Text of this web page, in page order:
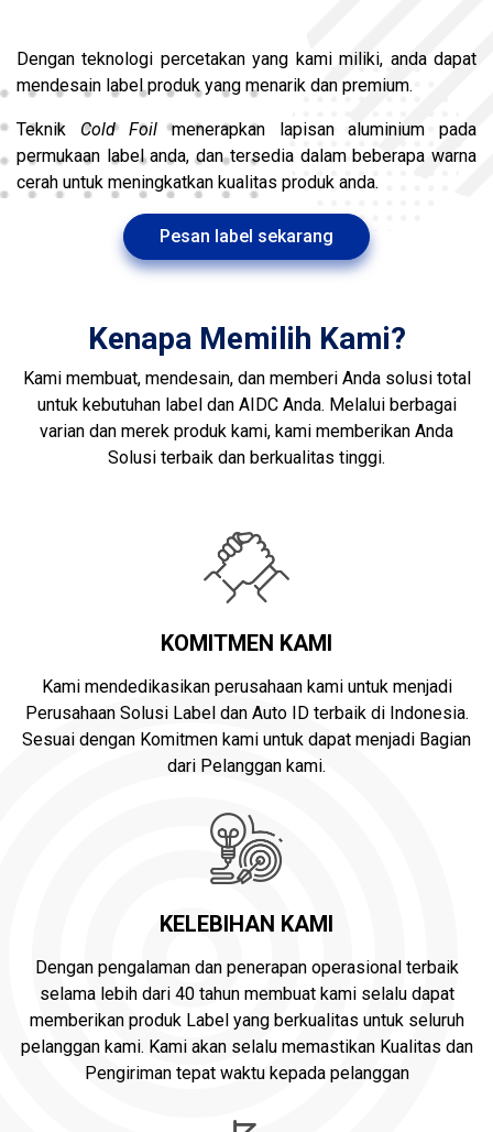
Dengan teknologi percetakan yang kami miliki, anda dapat
mendesain label produk yang menarik dan premium.
Teknik Cold Foil menerapkan lapisan aluminium pada
permukaan label anda, dan tersedia dalam beberapa warna
cerah untuk meningkatkan kualitas produk anda.
Pesan label sekarang
Kenapa Memilih Kami?
Kami membuat, mendesain, dan memberi Anda solusi total
untuk kebutuhan label dan AIDC Anda. Melalui berbagai
varian dan merek produk kami, kami memberikan Anda
Solusi terbaik dan berkualitas tinggi.
KOMITMEN KAMI
Kami mendedikasikan perusahaan kami untuk menjadi
Perusahaan Solusi Label dan Auto ID terbaik di Indonesia.
Sesuai dengan Komitmen kami untuk dapat menjadi Bagian
dari Pelanggan kami.
KELEBIHAN KAMI
Dengan pengalaman dan penerapan operasional terbaik
selama lebih dari 40 tahun membuat kami selalu dapat
memberikan produk Label yang berkualitas untuk seluruh
pelanggan kami. Kami akan selalu memastikan Kualitas dan
Pengiriman tepat waktu kepada pelanggan